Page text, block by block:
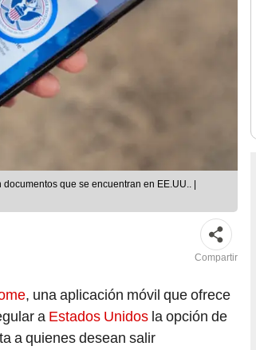
que se encuentran en EE.UU.. |
Compartir
, una aplicación móvil que ofrece
a Estados Unidos la opción de
a quienes desean salir